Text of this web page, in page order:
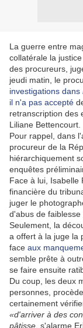
La guerre entre
collatérale la
des procureurs,
jeudi matin, le
investigations dans
il n'a pas accepté
retranscription des
Liliane Bettencourt.
Pour rappel, dans
procureur de la
hiérarchiquement
enquêtes
Face à lui, Isabelle
financière du
juger le
d'abus de faiblesse
Seulement, la
a offert à la juge la
face aux
semble prête à
se faire ensuite
Du coup, les deux
personnes,
certainement
«d'arriver à des
pâtisse , s'alarme